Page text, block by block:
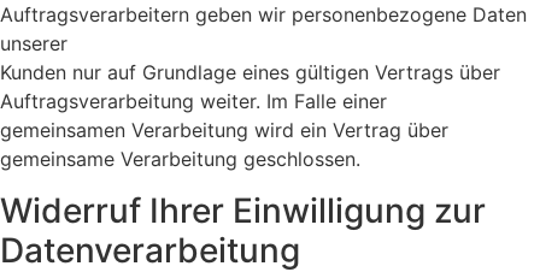
Auftragsverarbeitern geben wir personenbezogene Daten
unserer
Kunden nur auf Grundlage eines gültigen Vertrags über
Auftragsverarbeitung weiter. Im Falle einer
gemeinsamen Verarbeitung wird ein Vertrag über
gemeinsame Verarbeitung geschlossen.
Widerruf Ihrer Einwilligung zur
Datenverarbeitung